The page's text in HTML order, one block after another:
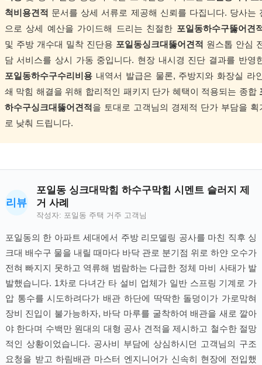
척비용견적 문서를 상세 서류로 제공해 신뢰를 다집니다. 당사는
으로 상세 예산을 가이드해 드리는 친절한 포일동하수구뚫어견
및 주방 개수대 밀착 진단용 포일동싱크대뚫어견적 원스톱 안심
담 서비스를 상시 가동 중입니다. 현장 내시경 진단 결과를 반영
포일동하수구수리비용내역서 발급은 물론, 주방지와 화장실 라
쇄 막힘 해결을 위해 합리적인 패키지 단가 혜택이 적용되는 종합
하수구싱크대뚫어견적 을 토대로 고객님의 경제적 단가 부담을 획
로 낮춰 드립니다.
리뷰
포일동 싱크대막힘 하수구막힘 시멘트 슬러지 제
거 사례
작성자: 포일동 주택 거주 고객님
포일동의 한 아파트 세대에서 주방 리모델링 공사를 마친 직후 싱
크대 배수구 물을 내릴 때마다 바닥 관로 분기점 위로 하얀 오수가
전혀 빠지지 못하고 역류해 범람하는 다급한 정체 마비 사태가 발
발했습니다. 1차로 다녀간 타 설비 업체가 일반 스프링 기계로 가
압 통수를 시도하려다가 배관 하단에 딱딱한 돌덩이가 가로막혀
장비 진입이 불가능하자, 바닥 마루를 굴착하여 배관을 새로 깔아
야 한다며 수백만 원대의 대형 공사 견적을 제시하고 철수한 절망
적인 상황이었습니다. 공사비 부담에 상심하시던 고객님의 구조
요청을 받고 하림배관 마스터 엔지니어가 신속히 현장에 전입했